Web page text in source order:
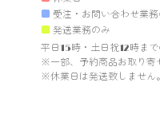
■ 受注・お問い合わせ業務
■ 発送業務のみ
平日15時・土日祝12時ま
※一部、予約商品お取り寄
※休業日は発送致しません。